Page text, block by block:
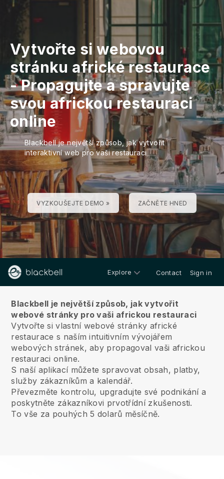
Vytvořte si webovou
stránku africké restaurace
-Propagujte a spravujte
svou africkou restauraci
online
Blackbell je největší způsob, jak vytvořit
interaktivní web pro vaši restauraci
VYZKOUŠEJTE DEMO » ZAČNĚTE HNED
Explore Contact Sign in
Blackbell je největší způsob, jak vytvořit
webové stránky pro vaši africkou restauraci
Vytvořte si vlastní webové stránky africké
restaurace s naším intuitivním vývojářem
webových stránek, aby propagoval vaši africkou
restauraci online.
S naší aplikací můžete spravovat obsah, platby,
služby zákazníkům a kalendář.
Převezměte kontrolu, upgradujte své podnikání a
poskytněte zákazníkovi prvotřídní zkušenosti.
To vše za pouhých 5 dolarů měsíčně.